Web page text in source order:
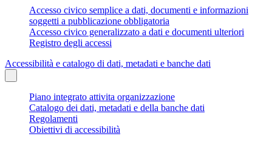
Accesso civico semplice a dati, documenti e informazioni
soggetti a pubblicazione obbligatoria
Accesso civico generalizzato a dati e documenti ulteriori
Registro degli accessi
Accessibilità e catalogo di dati, metadati e banche dati
Piano integrato attivita organizzazione
Catalogo dei dati, metadati e della banche dati
Regolamenti
Obiettivi di accessibilità